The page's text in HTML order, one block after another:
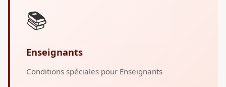
📚
Enseignants
Conditions spéciales pour Enseignants